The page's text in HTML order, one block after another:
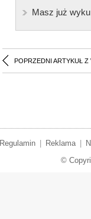
Masz już
POPRZEDNI ARTYKUŁ Z
Regulamin Reklama
©